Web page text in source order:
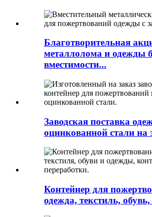
Благотворительная
металлолома и одежды
вместимости...
Заводская поставка
оцинкованной стали на
Контейнер для
одежда, текстиль,